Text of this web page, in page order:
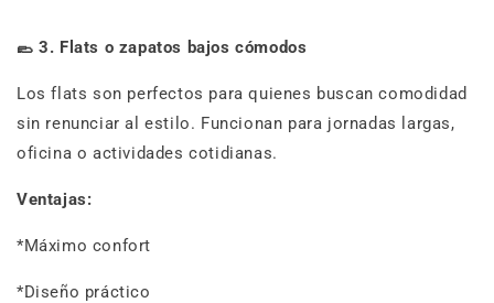
🥿 3. Flats o zapatos bajos cómodos
Los flats son perfectos para quienes buscan comodidad
sin renunciar al estilo. Funcionan para jornadas largas,
oficina o actividades cotidianas.
Ventajas:
*Máximo confort
*Diseño práctico